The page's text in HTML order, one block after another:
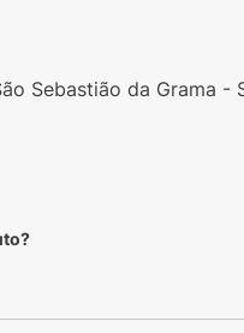
Sebastião da Grama -